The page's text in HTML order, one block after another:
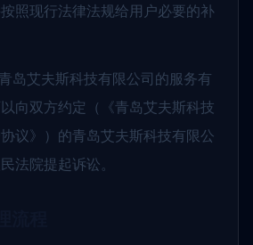
照现行法律法规给用户必要的补
岛艾夫斯科技有限公司的服务有
向双方约定（《青岛艾夫斯科技
议》）的青岛艾夫斯科技有限公
法院提起诉讼。